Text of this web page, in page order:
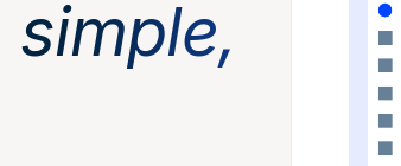
simple,